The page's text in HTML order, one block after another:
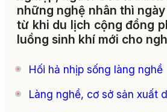
những nghệ nhân thì
từ khi du lịch cộng đồng
luồng sinh khí mới cho
Hối hả nhịp sống làng nghề
Làng nghề, cơ sở sản xuất